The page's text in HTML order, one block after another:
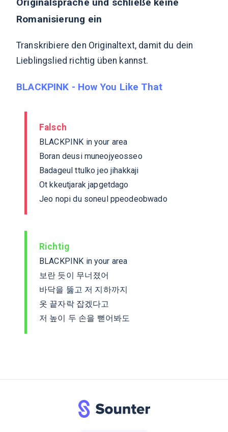
Romanisierung ein
Transkribiere den Originaltext, damit du dein
Lieblingslied richtig üben kannst.
BLACKPINK - How You Like That
Falsch
BLACKPINK in your area
Boran deusi muneojyeosseo
Badageul ttulko jeo jihakkaji
Ot kkeutjarak japgetdago
Jeo nopi du soneul ppeodeobwado
Richtig
BLACKPINK in your area
보란 듯이 무너졌어
바닥을 뚫고 저 지하까지
옷 끝자락 잡겠다고
저 높이 두 손을 뻗어봐도